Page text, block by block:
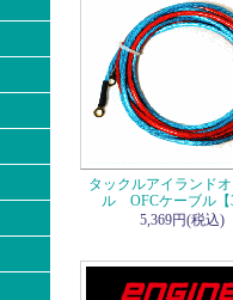
タックルアイランド
ル OFCケーブル【
5,369円(税込)